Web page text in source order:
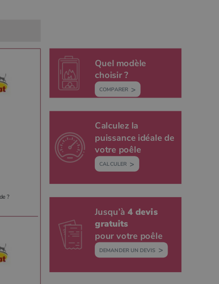
?
Quel modèle
choisir ?
COMPARER
Calculez la
puissance idéale de
votre poêle
CALCULER
Jusqu’à 4 devis
gratuits
pour votre poêle
DEMANDER UN DEVIS